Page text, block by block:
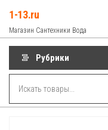
содержимому
1-13.ru
Магазин Сантехники Вода
Рубрики